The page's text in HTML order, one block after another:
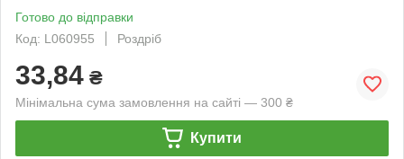
Готово до відправки
Код: L060955
Роздріб
33,84 ₴
Мінімальна сума замовлення на сайті — 300 ₴
Купити